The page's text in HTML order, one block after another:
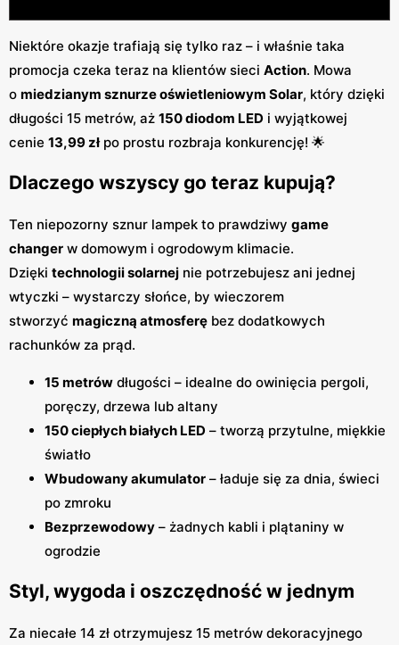
Niektóre okazje trafiają się tylko raz – i właśnie taka
promocja czeka teraz na klientów sieci Action. Mowa
o miedzianym sznurze oświetleniowym Solar, który dzięki
długości 15 metrów, aż 150 diodom LED i wyjątkowej
cenie 13,99 złpo prostu rozbraja konkurencję! 🌟
Dlaczego wszyscy go teraz kupują?
Ten niepozorny sznur lampek to prawdziwy game
changer w domowym i ogrodowym klimacie.
Dzięki technologii solarnej nie potrzebujesz ani jednej
wtyczki – wystarczy słońce, by wieczorem
stworzyć magiczną atmosferę bez dodatkowych
rachunków za prąd.
15 metrów długości – idealne do owinięcia pergoli,
poręczy, drzewa lub altany
150 ciepłych białych LED – tworzą przytulne, miękkie
światło
Wbudowany akumulator – ładuje się za dnia, świeci
po zmroku
Bezprzewodowy – żadnych kabli i plątaniny w
ogrodzie
Styl, wygoda i oszczędność w jednym
Za niecałe 14 zł otrzymujesz 15 metrów dekoracyjnego